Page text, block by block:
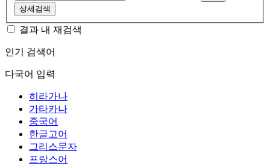
상세검색
결과 내 재검색
인기 검색어
다국어 입력
히라가나
가타카나
중국어
한글고어
그리스문자
프랑스어